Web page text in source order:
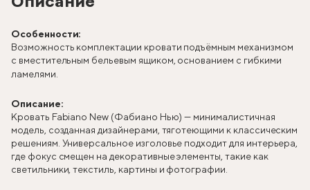
Особенности:
Возможность комплектации кровати подъёмным механизмом
с вместительным бельевым ящиком, основанием с гибкими
ламелями.
Описание:
Кровать Fabiano New (Фабиано Нью) — минималистичная
модель, созданная дизайнерами, тяготеющими к классическим
решениям. Универсальное изголовье подходит для интерьера,
где фокус смещен на декоративные элементы, такие как
светильники, текстиль, картины и фотографии.